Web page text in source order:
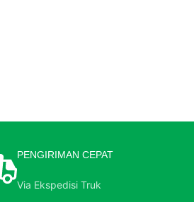
PENGIRIMAN CEPAT
Via Ekspedisi Truk